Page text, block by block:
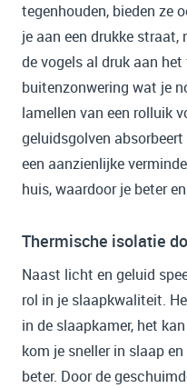
tegenhouden, bieden ze
je aan een drukke
de vogels al druk aan
buitenzonwering wat je
lamellen van een rolluik
geluidsgolven
een aanzienlijke
huis, waardoor je beter
Thermische isolatie
Naast licht en geluid
rol in je slaapkwaliteit.
in de slaapkamer, het
kom je sneller in slaap
beter. Door de